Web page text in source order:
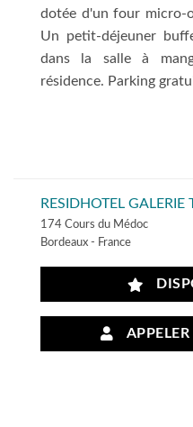
dotée d'un four micro-
Un petit-déjeuner
dans la salle à
résidence. Parking
RESIDHOTEL
174 Cours du Médoc
Bordeaux - France